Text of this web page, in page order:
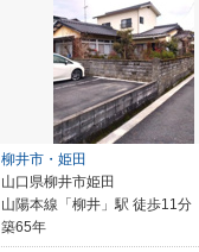
柳井市・姫田
山口県柳井市姫田
山陽本線「柳井」駅 徒歩11分
築65年